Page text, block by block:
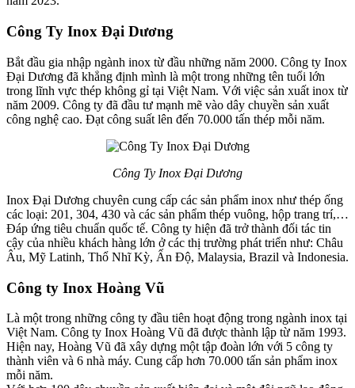
Công Ty Inox Đại Dương
Bắt đầu gia nhập ngành inox từ đầu những năm 2000. Công ty Inox
Đại Dương đã khẳng định mình là một trong những tên tuổi lớn
trong lĩnh vực thép không gỉ tại Việt Nam. Với việc sản xuất inox từ
năm 2009. Công ty đã đầu tư mạnh mẽ vào dây chuyền sản xuất
công nghệ cao. Đạt công suất lên đến 70.000 tấn thép mỗi năm.
Công Ty Inox Đại Dương
Inox Đại Dương chuyên cung cấp các sản phẩm inox như thép ống
các loại: 201, 304, 430 và các sản phẩm thép vuông, hộp trang trí,…
Đáp ứng tiêu chuẩn quốc tế. Công ty hiện đã trở thành đối tác tin
cậy của nhiều khách hàng lớn ở các thị trường phát triển như: Châu
Âu, Mỹ Latinh, Thổ Nhĩ Kỳ, Ấn Độ, Malaysia, Brazil và Indonesia.
Công ty Inox Hoàng Vũ
Là một trong những công ty đầu tiên hoạt động trong ngành inox tại
Việt Nam. Công ty Inox Hoàng Vũ đã được thành lập từ năm 1993.
Hiện nay, Hoàng Vũ đã xây dựng một tập đoàn lớn với 5 công ty
thành viên và 6 nhà máy. Cung cấp hơn 70.000 tấn sản phẩm inox
mỗi năm.